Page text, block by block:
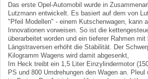
Das erste Opel-Automobil wurde in
Lutzmann entwickelt. Es basiert auf dem von
"Pfeil Modellen" - einem Kutschenwagen, kann
Innovationen vorweisen. So ist die
überarbeitet worden und ein tieferer Rahmen mit
Längstraversen erhöht die Stabilität. Der
Kilogramm Wagens wird damit abgesenkt,
Im Heck treibt ein 1,5 Liter Einzylindermotor
PS und 800 Umdrehungen den Wagen an. Pleul